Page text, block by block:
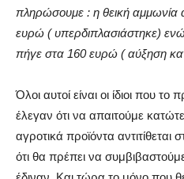
πληρώσουμε : η θεική
ευρώ ( υπερδιπλασιάστηκε)
πήγε στα 160 ευρώ ( αύξηση
Όλοι αυτοί είναι οι ίδιοι που
έλεγαν ότι να απαιτούμε
αγροτικά προϊόντα
ότι θα πρέπει να